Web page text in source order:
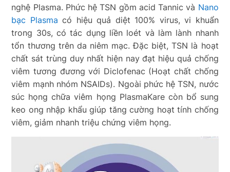
nghệ Plasma. Phức hệ TSN gồm acid Tannic và Nano
bạc Plasma có hiệu quả diệt 100% virus, vi khuẩn
trong 30s, có tác dụng liền loét và làm lành nhanh
tổn thương trên da niêm mạc. Đặc biệt, TSN là hoạt
chất sát trùng duy nhất hiện nay đạt hiệu quả chống
viêm tương đương với Diclofenac (Hoạt chất chống
viêm mạnh nhóm NSAIDs). Ngoài phức hệ TSN, nước
súc họng chữa viêm họng PlasmaKare còn bổ sung
keo ong nhập khẩu giúp tăng cường hoạt tính chống
viêm, giảm nhanh triệu chứng viêm họng.